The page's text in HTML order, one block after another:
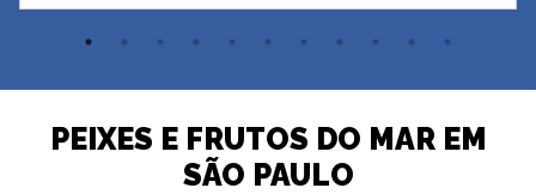
PEIXES E FRUTOS DO MAR EM
SÃO PAULO